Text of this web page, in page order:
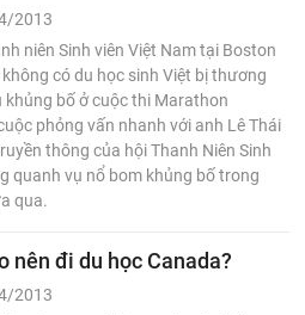
2013
niên Sinh viên Việt Nam tại Boston
có du học sinh Việt bị thương
khủng bố ở cuộc thi Marathon
phỏng vấn nhanh với anh Lê Thái
thông của hội Thanh Niên Sinh
quanh vụ nổ bom khủng bố trong
qua.
nên đi du học Canada?
2013